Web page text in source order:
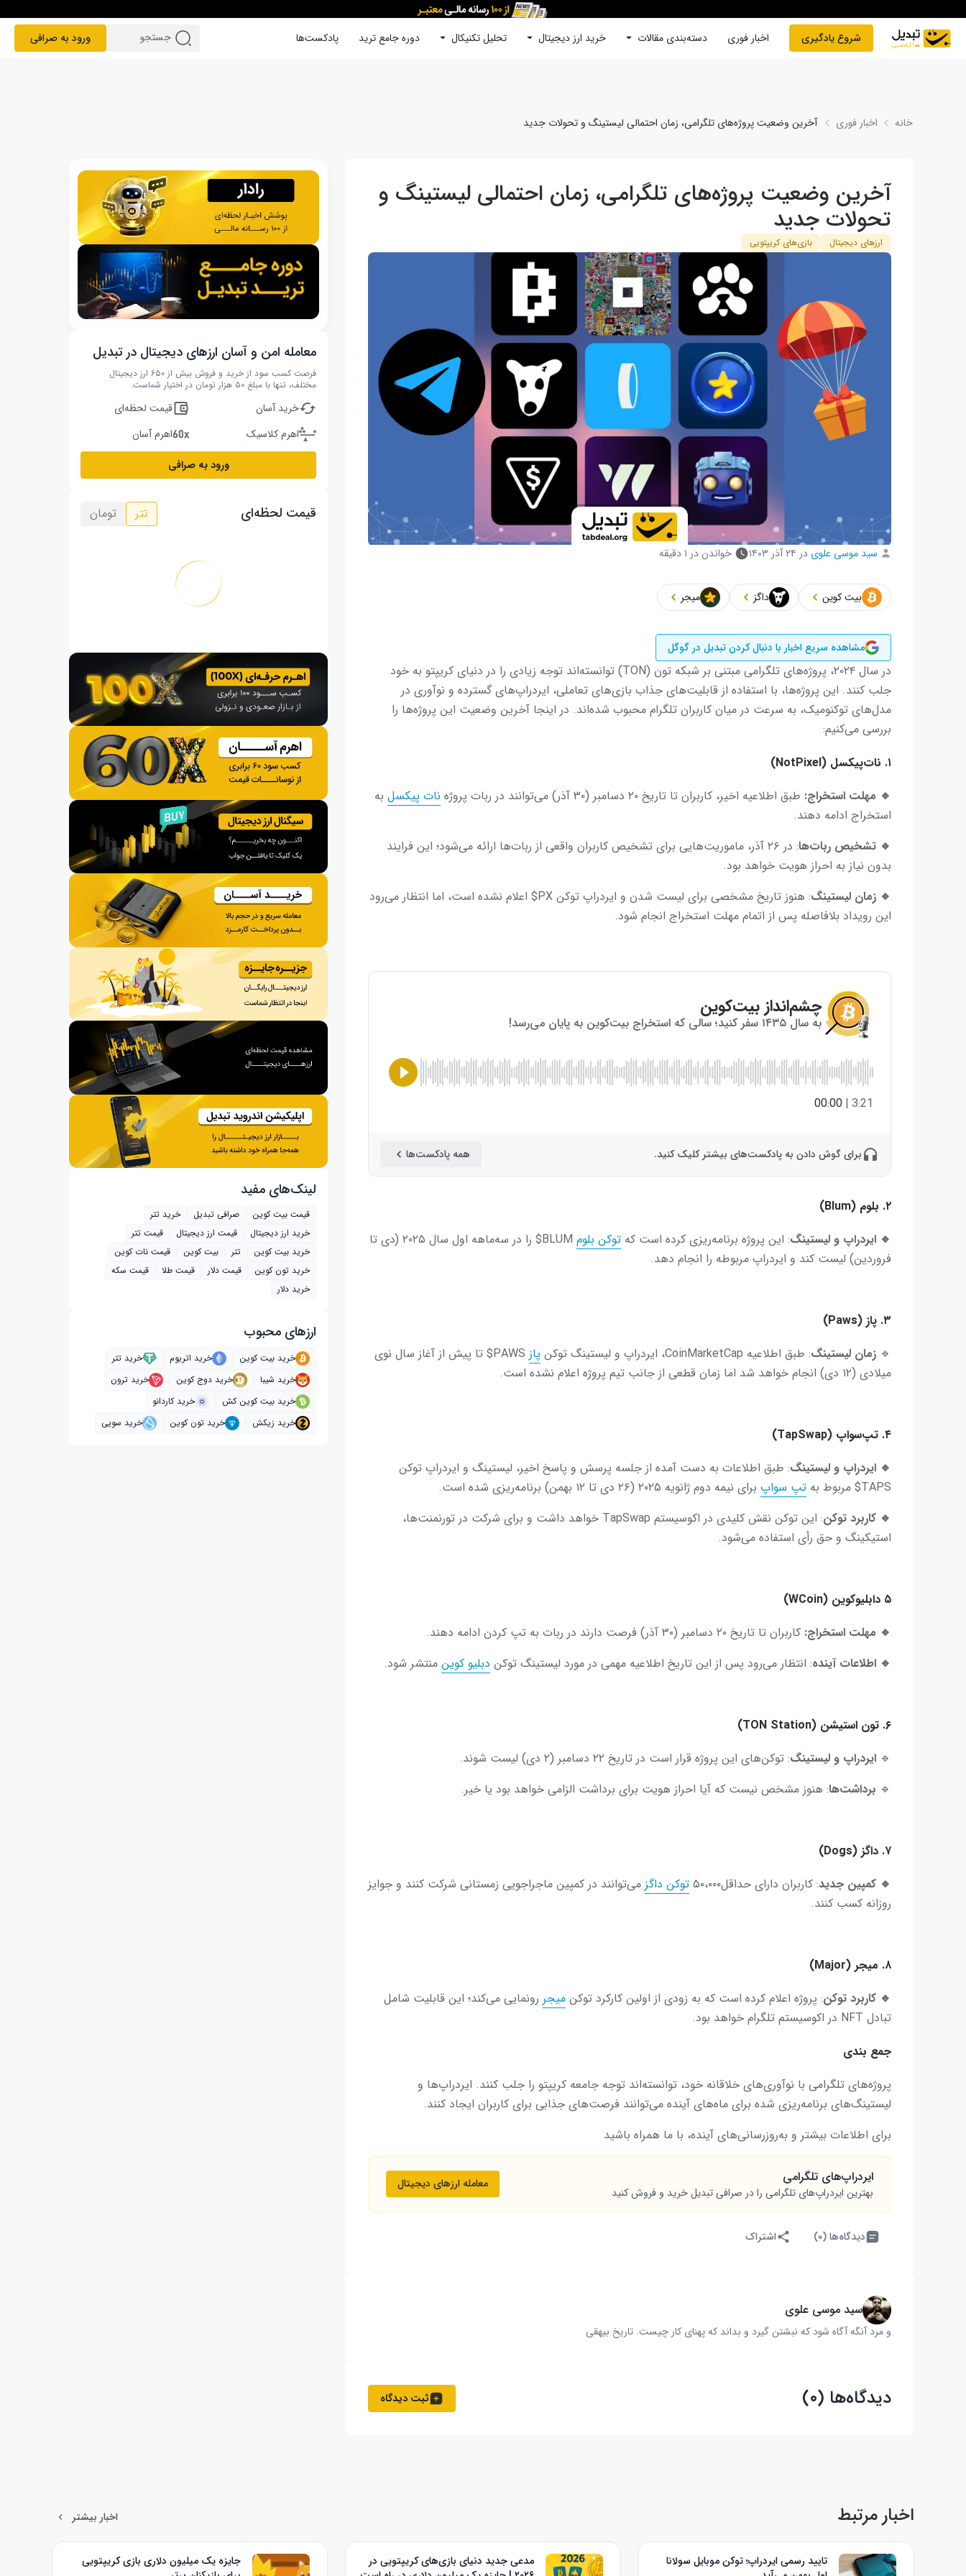
شروع یادگیری اخبار فوری دسته‌بندی مقالات خرید ارز دیجیتال تحلیل تکنیکال دوره‌ جامع ترید پادکست‌ها جستجو ورود به صرافی
خانه اخبار فوری آخرین وضعیت پروژه‌های تلگرامی، زمان احتمالی لیستینگ و تحولات جدید
آخرین وضعیت پروژه‌های تلگرامی، زمان احتمالی لیستینگ و
تحولات جدید
ارزهای دیجیتال بازی‌های کریپتویی
سید موسی علوی در ۲۴ آذر ۱۴۰۳ خواندن در ۱ دقیقه
بیت کوین داگز میجر
مشاهده سریع اخبار با دنبال کردن تبدیل در گوگل
در سال ۲۰۲۴، پروژه‌های تلگرامی مبتنی بر شبکه تون (TON) توانسته‌اند توجه زیادی را در دنیای کریپتو به خود
جلب کنند. این پروژه‌ها، با استفاده از قابلیت‌های جذاب بازی‌های تعاملی، ایردراپ‌های گسترده و نوآوری در
مدل‌های توکنومیک، به سرعت در میان کاربران تلگرام محبوب شده‌اند. در اینجا آخرین وضعیت این پروژه‌ها را
بررسی می‌کنیم:
۱. نات‌پیکسل (NotPixel)
🔹 مهلت استخراج: طبق اطلاعیه اخیر، کاربران تا تاریخ ۲۰ دسامبر (۳۰ آذر) می‌توانند در ربات پروژه نات پیکسل به
استخراج ادامه دهند.
🔹 تشخیص ربات‌ها
: در ۲۶ آذر، ماموریت‌هایی برای تشخیص کاربران واقعی از ربات‌ها ارائه می‌شود؛ این فرایند
بدون نیاز به احراز هویت خواهد بود.
🔹 زمان لیستینگ
: هنوز تاریخ مشخصی برای لیست شدن و ایردراپ توکن PX$ اعلام نشده است، اما انتظار می‌رود
این رویداد بلافاصله پس از اتمام مهلت استخراج انجام شود.
چشم‌انداز بیت‌کوین
به سال ۱۴۳۵ سفر کنید؛ سالی که استخراج بیت‌کوین به پایان می‌رسد!
3:21
|
00:00
برای گوش دادن به پادکست‌های بیشتر کلیک کنید. همه پادکست‌ها
۲. بلوم (Blum)
🔹 ایردراپ و لیستینگ: این پروژه برنامه‌ریزی کرده است که توکن بلوم
BLUM$ را در سه‌ماهه اول سال ۲۰۲۵ (دی تا
فروردین) لیست کند و ایردراپ مربوطه را انجام دهد.
۳. پاز (Paws)
🔹 زمان لیستینگ: طبق اطلاعیه CoinMarketCap، ایردراپ و لیستینگ توکن پاز
PAWS$ تا پیش از آغاز سال نوی
میلادی (۱۲ دی) انجام خواهد شد اما زمان قطعی از جانب تیم پروژه اعلام نشده است.
۴. تپ‌سواپ (TapSwap)
🔹 ایردراپ و لیستینگ: طبق اطلاعات به دست آمده از جلسه پرسش و پاسخ اخیر، لیستینگ و ایردراپ توکن
TAPS$ مربوط به
تپ سواپ برای نیمه دوم ژانویه ۲۰۲۵ (۲۶ دی تا ۱۲ بهمن) برنامه‌ریزی شده است.
🔹 کاربرد توکن
: این توکن نقش کلیدی در اکوسیستم TapSwap خواهد داشت و برای شرکت در تورنمنت‌ها،
استیکینگ و حق رأی استفاده می‌شود.
۵ دابلیو‌کوین (WCoin)
🔹 مهلت استخراج: کاربران تا تاریخ ۲۰ دسامبر (۳۰ آذر) فرصت دارند در ربات به تپ کردن ادامه دهند.
🔹 اطلاعات آینده: انتظار می‌رود پس از این تاریخ اطلاعیه مهمی در مورد لیستینگ توکن دبلیو کوین منتشر شود.
۶. تون استیشن ( TON Station
)
🔹 ایردراپ و لیستینگ: توکن‌های این پروژه قرار است در تاریخ ۲۲ دسامبر (۲ دی) لیست شوند.
🔹 برداشت‌ها: هنوز مشخص نیست که آیا احراز هویت برای برداشت الزامی خواهد بود یا خیر.
۷. داگز (Dogs)
🔹 کمپین جدید: کاربران دارای حداقل۵۰،۰۰۰ توکن داگز می‌توانند در کمپین ماجراجویی زمستانی شرکت کنند و جوایز
روزانه کسب کنند.
۸. میجر (Major)
🔹 کاربرد توکن: پروژه اعلام کرده است که به زودی از اولین کارکرد توکن میجر رونمایی می‌کند؛ این قابلیت شامل
تبادل NFT در اکوسیستم تلگرام خواهد بود.
جمع ‌بندی
پروژه‌های تلگرامی با نوآوری‌های خلاقانه خود، توانسته‌اند توجه جامعه کریپتو را جلب کنند. ایردراپ‌ها و
لیستینگ‌های برنامه‌ریزی شده برای ماه‌های آینده می‌توانند فرصت‌های جذابی برای کاربران ایجاد کنند.
برای اطلاعات بیشتر و به‌روزرسانی‌های آینده، با ما همراه باشید
ایردراپ‌های تلگرامی
بهترین ایردراپ‌های تلگرامی را در صرافی تبدیل خرید و فروش کنید
معامله ارزهای دیجیتال
دیدگاه‌ها (۰) اشتراک
سید موسی علوی
و مرد آنگه آگاه شود که نبشتن گیرد و بداند که پهنای کار چیست‌. تاریخ بیهقی
دیدگاه‌ها (۰) ثبت دیدگاه
معامله امن و آسان ارزهای دیجیتال در تبدیل
فرصت کسب سود از خرید و فروش بیش از ۶۵۰ ارز دیجیتال
مختلف، تنها با مبلغ ۵۰ هزار تومان در اختیار شماست.
خرید آسان
قیمت لحظه‌ای
اهرم کلاسیک
اهرم آسان
ورود به صرافی
قیمت لحظه‌ای تتر تومان
لینک‌های مفید
قیمت بیت کوین صرافی تبدیل
خرید تتر
خرید ارز دیجیتال
قیمت ارز دیجیتال
قیمت تتر
خرید بیت‌ کوین
تتر بیت کوین
قیمت نات کوین
خرید تون کوین
قیمت دلار قیمت طلا
قیمت سکه
خرید دلار
ارز‌های محبوب
خرید بیت کوین خرید اتریوم
خرید تتر
خرید شیبا
خرید دوج کوین
خرید ترون
خرید بیت کوین کش
خرید کاردانو
خرید زیکش
خرید تون کوین خرید سویی
اخبار مرتبط اخبار بیشتر
تایید رسمی ایردراپ؛ توکن موبایل سولانا
مدعی جدید دنیای بازی‌های کریپتویی در
جایزه یک میلیون دلاری بازی کریپتویی